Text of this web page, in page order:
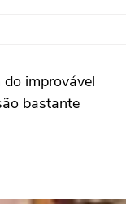
improvável
bastante